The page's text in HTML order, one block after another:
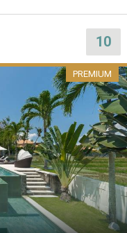
10
PREMIUM